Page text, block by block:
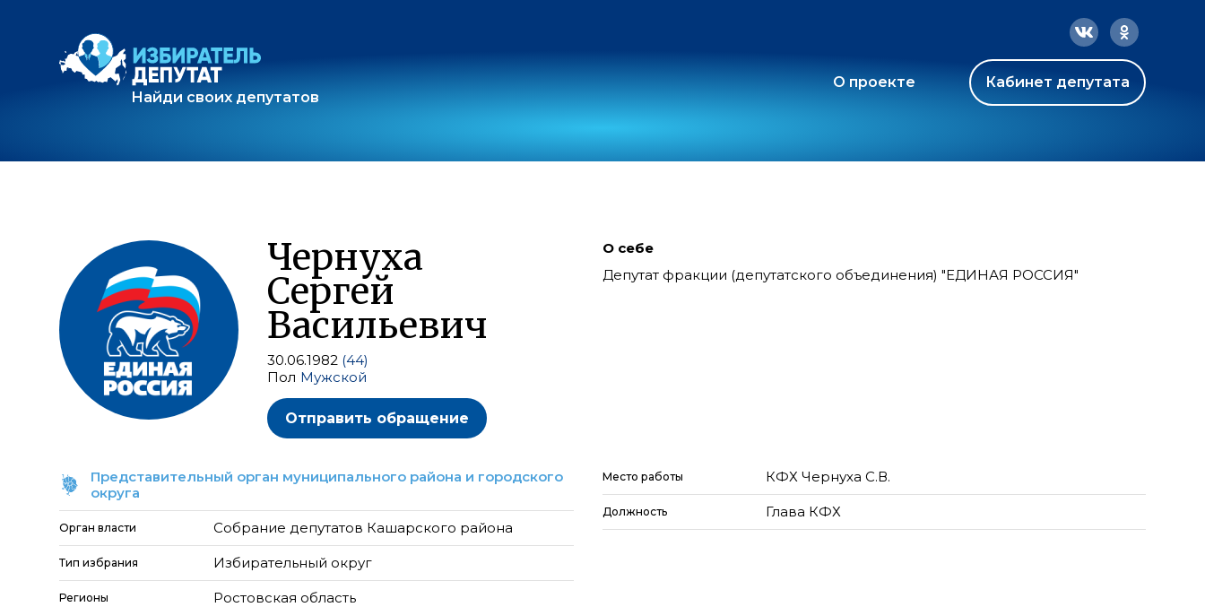
Найди своих депутатов
О проекте Кабинет депутата
Чернуха
Сергей
Васильевич
30.06.1982 (44)
Пол Мужской
Отправить обращение
О себе
Депутат фракции (депутатского объединения) "ЕДИНАЯ РОССИЯ"
Представительный орган муниципального района и городского
округа
Орган власти Собрание депутатов Кашарского района
Тип избрания Избирательный округ
Регионы Ростовская область
Место работы КФХ Чернуха С.В.
Должность Глава КФХ